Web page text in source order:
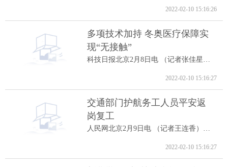
2022-02-10 15:16:26
多项技术加持 冬奥医疗保障实
现“无接触”
2022-02-10 15:16:27
交通部门护航务工人员平安返
岗复工
2022-02-10 15:16:27